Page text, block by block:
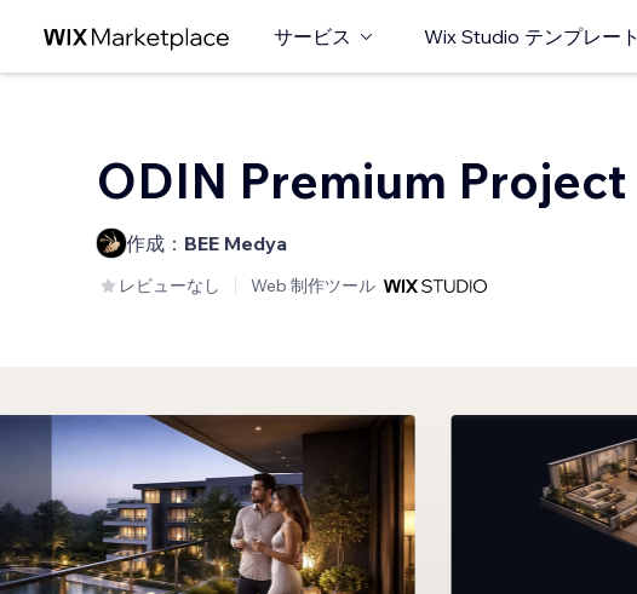
サービス Wix Studio テンプレート
ODIN Premium Project
作成： BEE Medya
レビューなし Web 制作ツール